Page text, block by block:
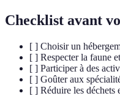
Checklist avant
[ ] Choisir un
[ ] Respecter la faune
[ ] Participer à des
[ ] Goûter aux
[ ] Réduire les déchets